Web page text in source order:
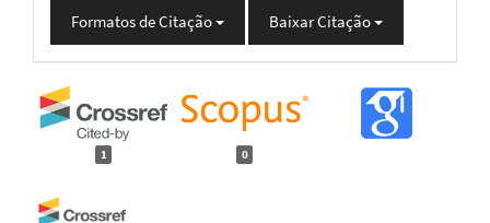
Formatos de Citação Baixar Citação
1 0